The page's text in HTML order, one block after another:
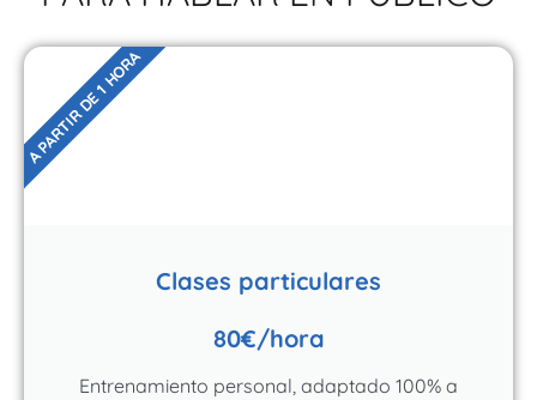
Clases particulares
80€/hora
Entrenamiento personal, adaptado 100% a
A PARTIR DE 1 HORA